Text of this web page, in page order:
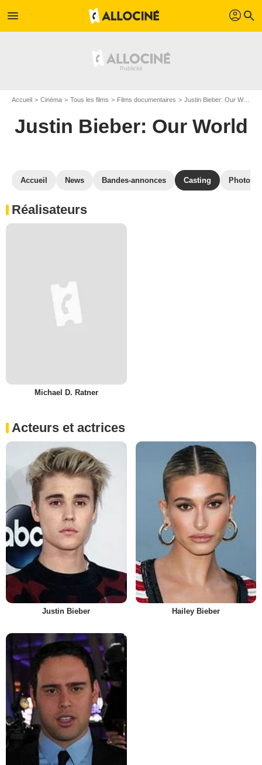
menu profil search
Accueil Cinéma Tous les films Films documentaires Justin Bieber: Our World
Justin Bieber: Our World
Accueil News Bandes-annonces Casting Photos
Réalisateurs
Michael D. Ratner
Acteurs et actrices
Justin Bieber Hailey Bieber